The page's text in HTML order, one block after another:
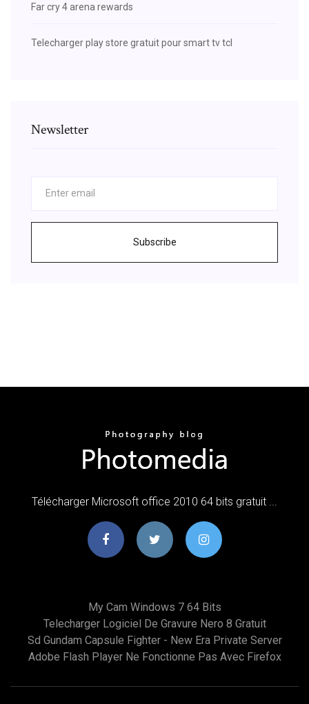
Far cry 4 arena rewards
Telecharger play store gratuit pour smart tv tcl
Newsletter
Subscribe
Télécharger Microsoft office 2010 64 bits gratuit ...
My Cam Windows 7 64 Bits
Telecharger Logiciel De Gravure Nero 8 Gratuit
Sd Gundam Capsule Fighter - New Era Private Server
Adobe Flash Player Ne Fonctionne Pas Avec Firefox